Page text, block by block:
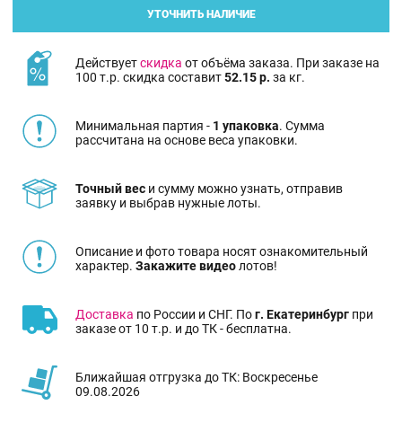
УТОЧНИТЬ НАЛИЧИЕ
Действуетскидка от объёма заказа. При заказе на
100 т.р. скидка составит52.15 р. за кг.
Минимальная партия - 1 упаковка. Сумма
рассчитана на основе веса упаковки.
Точный вес и сумму можно узнать, отправив
заявку и выбрав нужные лоты.
Описание и фото товара носят ознакомительный
характер. Закажите видеолотов!
Доставка по России и СНГ. Пог. Екатеринбург при
заказе от 10 т.р. и до ТК - бесплатна.
Ближайшая отгрузка до ТК: Воскресенье
09.08.2026